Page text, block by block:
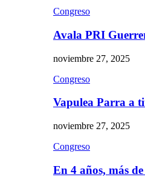
Congreso
Avala PRI
noviembre 27, 2025
Congreso
Vapulea Parra a
noviembre 27, 2025
Congreso
En 4 años, más